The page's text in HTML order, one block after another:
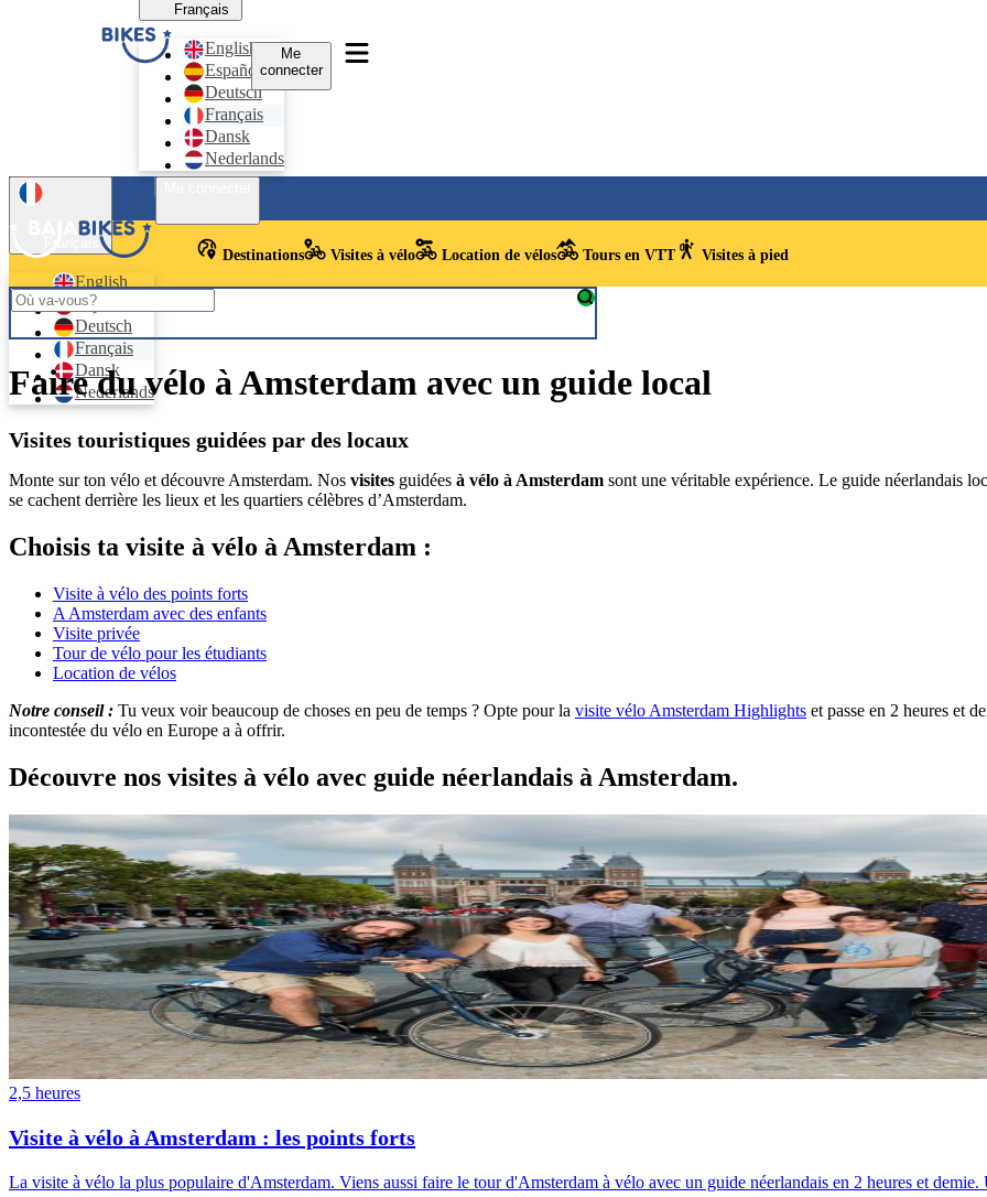
Français
English
Español
Deutsch
Français
Dansk
Nederlands
Me
connecter
Français
English
Español
Deutsch
Français
Dansk
Nederlands
Destinations Visites à vélo Location de vélos Tours en VTT Visites à pied
Faire du vélo à Amsterdam avec un guide local
Visites touristiques guidées par des locaux
Monte sur ton vélo et découvre Amsterdam. Nos visites guidées à vélo à Amsterdam sont une véritable expérience. Le guide néerlandais
se cachent derrière les lieux et les quartiers célèbres d’Amsterdam.
Choisis ta visite à vélo à Amsterdam :
Visite à vélo des points forts
A Amsterdam avec des enfants
Visite privée
Tour de vélo pour les étudiants
Location de vélos
Notre conseil : Tu veux voir beaucoup de choses en peu de temps ? Opte pour la visite vélo Amsterdam Highlights et passe en 2 heures et
incontestée du vélo en Europe a à offrir.
Découvre nos visites à vélo avec guide néerlandais à Amsterdam.
2,5 heures
Visite à vélo à Amsterdam : les points forts
La visite à vélo la plus populaire d'Amsterdam. Viens aussi faire le tour d'Amsterdam à vélo avec un guide néerlandais en 2 heures et